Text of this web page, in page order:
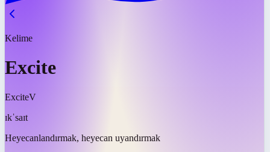
Kelime
Excite
ExciteV
ɪkˈsaɪt
Heyecanlandırmak, heyecan uyandırmak